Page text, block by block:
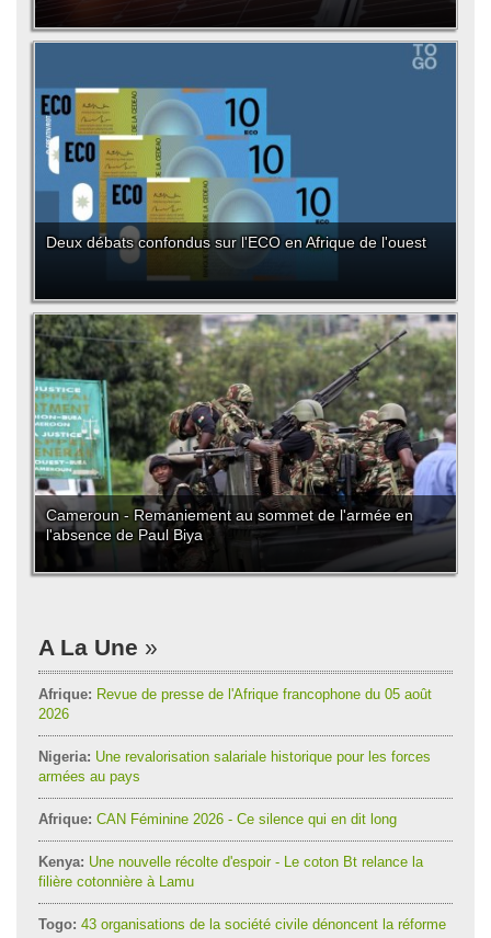
Deux débats confondus sur l'ECO en Afrique de l'ouest
Cameroun - Remaniement au sommet de l'armée en
l'absence de Paul Biya
A La Une
Afrique: Revue de presse de l'Afrique francophone du 05 août
2026
Nigeria: Une revalorisation salariale historique pour les forces
armées au pays
Afrique: CAN Féminine 2026 - Ce silence qui en dit long
Kenya: Une nouvelle récolte d'espoir - Le coton Bt relance la
filière cotonnière à Lamu
Togo: 43 organisations de la société civile dénoncent la réforme